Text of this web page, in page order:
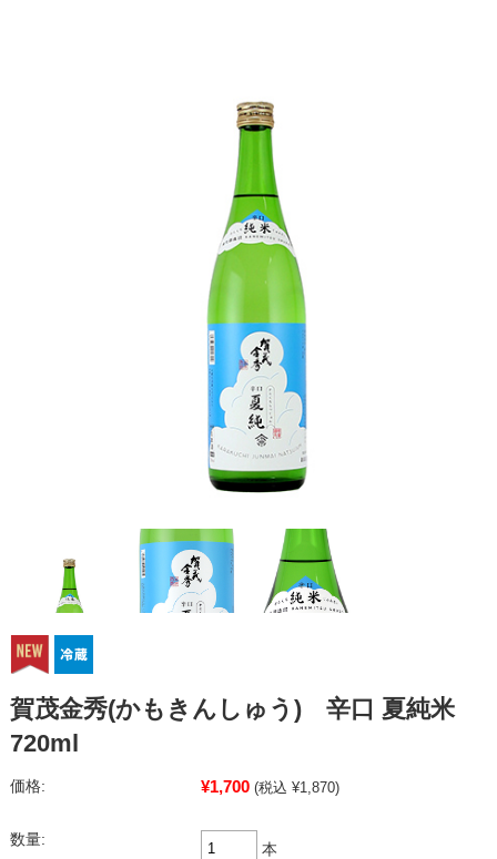
賀茂金秀(かもきんしゅう) 辛口 夏純米
720ml
価格: ¥1,700 (税込 ¥1,870)
数量:
本